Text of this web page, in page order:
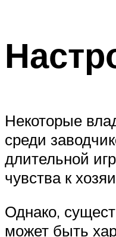
Некоторые
среди
длительной
чувства к
Однако,
может быть